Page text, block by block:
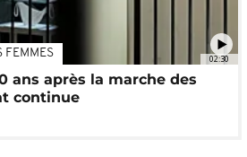
02:30
FEMMES
ans après la marche des
continue